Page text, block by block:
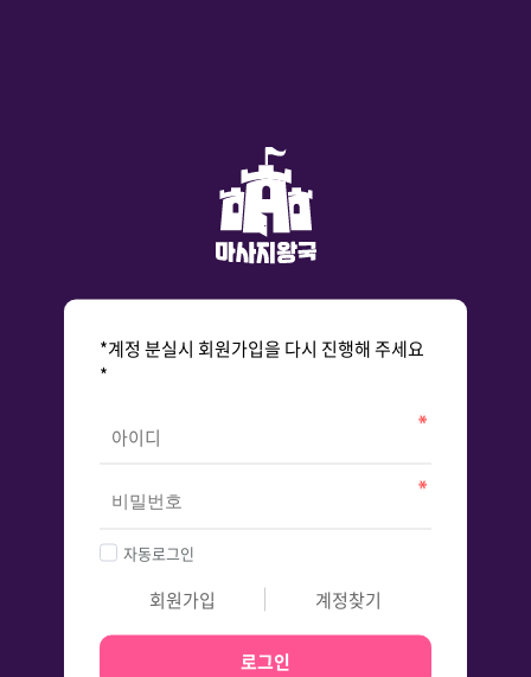
*계정 분실시 회원가입을 다시 진행해 주세요
*
자동로그인
회원가입 계정찾기
로그인